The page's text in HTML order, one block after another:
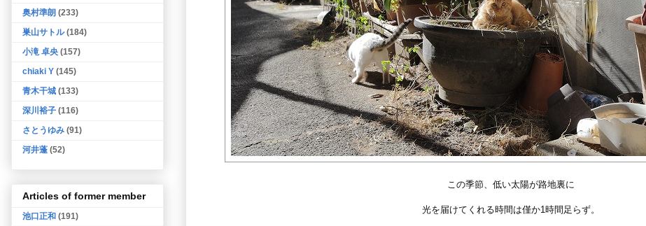
この季節、低い太陽が路地裏に
光を届けてくれる時間は僅か1時間足らず。
奥村準朗 (233)
巣山サトル (184)
小滝 卓央 (157)
chiaki Y (145)
青木干城 (133)
深川裕子 (116)
さとうゆみ (91)
河井蓬 (52)
Articles of former member
池口正和 (191)